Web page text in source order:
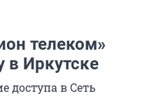
телеком»
в Иркутске
доступа в Сеть